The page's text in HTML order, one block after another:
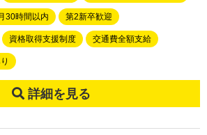
30時間以内 第2新卒歓迎
資格取得支援制度 交通費全額支給
詳細を見る